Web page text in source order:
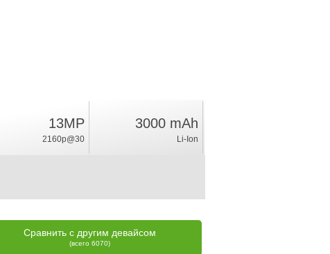
13MP
2160p@30
3000 mAh
Li-Ion
Сравнить с другим девайсом
(всего 6070)